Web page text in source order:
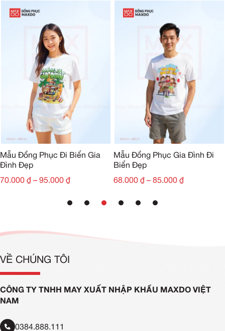
Mẫu Đồng Phục Đi Biển Gia
Đình Đẹp
70.000 ₫ – 95.000 ₫
Mẫu Đồng Phục Gia Đình Đi
Biển Đẹp
68.000 ₫ – 85.000 ₫
VỀ CHÚNG TÔI
CÔNG TY TNHH MAY XUẤT NHẬP KHẨU MAXDO VIỆT
NAM
0384.888.111